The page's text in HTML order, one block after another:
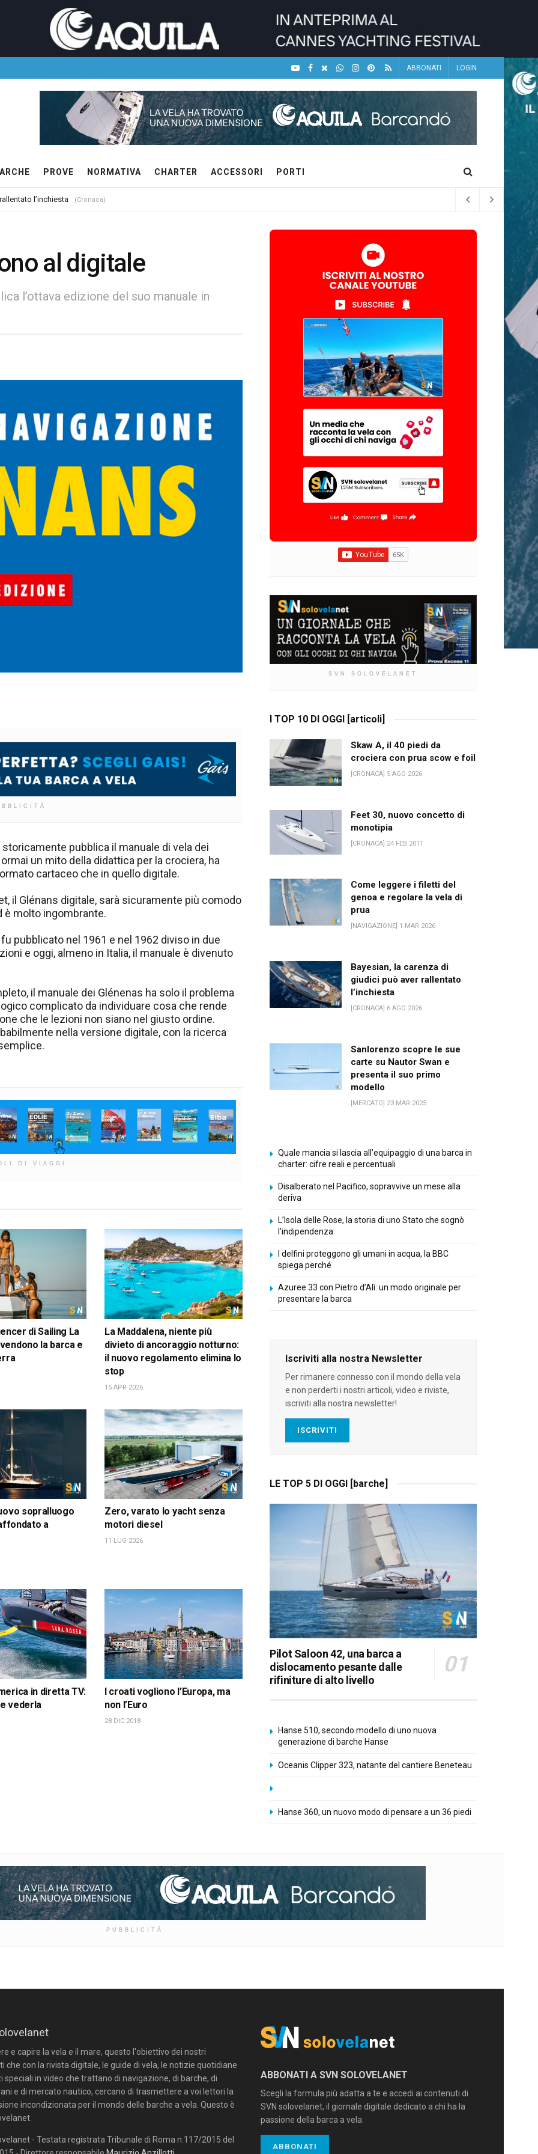
ABBONATI LOGIN
PROVE NORMATIVA CHARTER ACCESSORI PORTI
l’inchiesta (Cronaca)
al digitale
l’ottava edizione del suo manuale in
pubblica il manuale di vela dei
un mito della didattica per la crociera, ha
cartaceo che in quello digitale.
il Glénans digitale, sarà sicuramente più comodo
è molto ingombrante.
pubblicato nel 1961 e nel 1962 diviso in due
e oggi, almeno in Italia, il manuale è divenuto
il manuale dei Glénenas ha solo il problema
complicato da individuare cosa che rende
che le lezioni non siano nel giusto ordine.
nella versione digitale, con la ricerca
DI VIAGGI
di Sailing La
la barca e
La Maddalena, niente più
divieto di ancoraggio notturno:
il nuovo regolamento elimina lo
stop
15 APR 2026
sopralluogo
a
Zero, varato lo yacht senza
motori diesel
11 LUG 2026
in diretta TV:
vederla
I croati vogliono l’Europa, ma
non l’Euro
28 DIC 2018
SVN SOLOVELANET
I TOP 10 DI OGGI [articoli]
Skaw A, il 40 piedi da
crociera con prua scow e foil
[CRONACA] 5 AGO 2026
Feet 30, nuovo concetto di
monotipia
[CRONACA] 24 FEB 2011
Come leggere i filetti del
genoa e regolare la vela di
prua
[NAVIGAZIONE] 1 MAR 2026
Bayesian, la carenza di
giudici può aver rallentato
l’inchiesta
[CRONACA] 6 AGO 2026
Sanlorenzo scopre le sue
carte su Nautor Swan e
presenta il suo primo
modello
[MERCATO] 23 MAR 2025
Quale mancia si lascia all’equipaggio di una barca in
charter: cifre reali e percentuali
Disalberato nel Pacifico, sopravvive un mese alla
deriva
L’Isola delle Rose, la storia di uno Stato che sognò
l’indipendenza
I delfini proteggono gli umani in acqua, la BBC
spiega perché
Azuree 33 con Pietro d’Alì: un modo originale per
presentare la barca
Iscriviti alla nostra Newsletter
Per rimanere connesso con il mondo della vela
e non perderti i nostri articoli, video e riviste,
iscriviti alla nostra newsletter!
ISCRIVITI
LE TOP 5 DI OGGI [barche]
Pilot Saloon 42, una barca a
dislocamento pesante dalle
rifiniture di alto livello
Hanse 510, secondo modello di uno nuova
generazione di barche Hanse
Oceanis Clipper 323, natante del cantiere Beneteau
Hanse 360, un nuovo modo di pensare a un 36 piedi
PUBBLICITÀ
e capire la vela e il mare, questo l'obiettivo dei nostri
che con la rivista digitale, le guide di vela, le notizie quotidiane
speciali in video che trattano di navigazione, di barche, di
e di mercato nautico, cercano di trasmettere a voi lettori la
incondizionata per il mondo delle barche a vela. Questo è
- Testata registrata Tribunale di Roma n.117/2015 del
ABBONATI A SVN SOLOVELANET
Scegli la formula più adatta a te e accedi ai contenuti di
SVN solovelanet, il giornale digitale dedicato a chi ha la
passione della barca a vela.
ABBONATI